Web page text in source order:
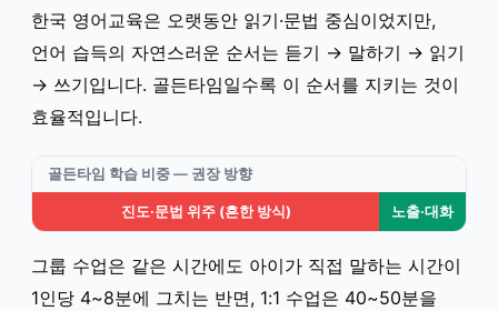
한국 영어교육은 오랫동안 읽기·문법 중심이었지만,
언어 습득의 자연스러운 순서는 듣기 → 말하기 → 읽기
→ 쓰기입니다. 골든타임일수록 이 순서를 지키는 것이
효율적입니다.
골든타임 학습 비중 — 권장 방향
진도·문법 위주 (흔한 방식) 노출·대화
그룹 수업은 같은 시간에도 아이가 직접 말하는 시간이
1인당 4~8분에 그치는 반면, 1:1 수업은 40~50분을